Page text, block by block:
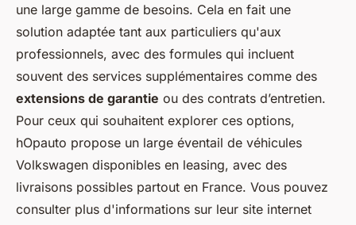
une large gamme de besoins. Cela en fait une
solution adaptée tant aux particuliers qu'aux
professionnels, avec des formules qui incluent
souvent des services supplémentaires comme des
extensions de garantie ou des contrats d’entretien.
Pour ceux qui souhaitent explorer ces options,
hOpauto propose un large éventail de véhicules
Volkswagen disponibles en leasing, avec des
livraisons possibles partout en France. Vous pouvez
consulter plus d'informations sur leur site internet